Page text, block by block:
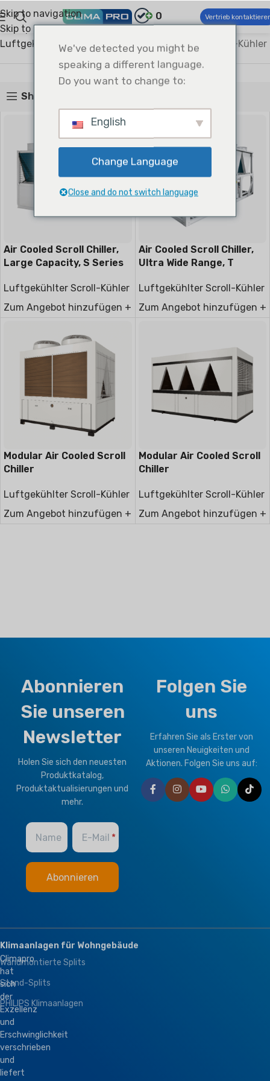
Skip to navigation
Skip to main content
0 Vertrieb
Climapro® Kommerzielle Klima- und Lüftungstechnik
Luftgekühlte Kältemaschinen
Luftgekühlter Scroll-Kühler
Luftgekühlter Scroll-Kühler
Show sidebar
Air Cooled Scroll Chiller,
Large Capacity, S Series
Luftgekühlter Scroll-Kühler
Zum Angebot hinzufügen +
Air Cooled Scroll Chiller,
Ultra Wide Range, T
Luftgekühlter Scroll-Kühler
Zum Angebot hinzufügen +
Modular Air Cooled Scroll
Chiller
Luftgekühlter Scroll-Kühler
Zum Angebot hinzufügen +
Modular Air Cooled Scroll
Chiller
Luftgekühlter Scroll-Kühler
Zum Angebot hinzufügen +
Abonnieren
Sie unseren
Newsletter
Holen Sie sich den neuesten
Produktkatalog,
Produktaktualisierungen und
mehr.
Name E-Mail
Folgen Sie
uns
Erfahren Sie als Erster von
unseren Neuigkeiten und
Aktionen. Folgen Sie uns auf:
Climapro
hat
sich
der
Exzellenz
und
Erschwinglichkeit
verschrieben
und
liefert
Klimaanlagen für Wohngebäude
Wandmontierte Splits
Stand-Splits
PHILIPS Klimaanlagen
We've detected you might be
speaking a different language.
Do you want to change to:
English
Change Language
Close and do not switch language